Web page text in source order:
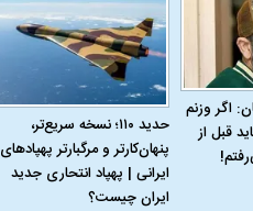
اگر وزنم
قبل از
حدید ۱۱۰؛ نسخه سریع‌تر،
پنهان‌کارتر و مرگبارتر پهپادهای
ایرانی | پهپاد انتحاری جدید
ایران چیست؟